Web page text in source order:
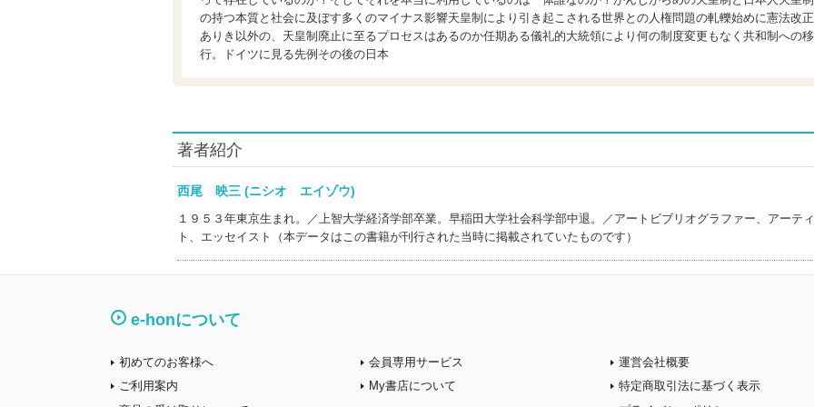
の持つ本質と社会に及ぼす多くのマイナス影響天皇制により引き起こされる世界との人権問題の軋轢始めに憲法改正
ありき以外の、天皇制廃止に至るプロセスはあるのか任期ある儀礼的大統領により何の制度変更もなく共和制への移
行。ドイツに見る先例その後の日本
著者紹介
西尾 映三 (ニシオ エイゾウ)
１９５３年東京生まれ。／上智大学経済学部卒業。早稲田大学社会科学部中退。／アートビブリオグラファー、アーテ
ト、エッセイスト（本データはこの書籍が刊行された当時に掲載されていたものです）
e-honについて
初めてのお客様へ
ご利用案内
会員専用サービス
My書店について
運営会社概要
特定商取引法に基づく表示